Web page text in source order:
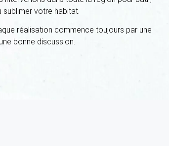
votre habitat.
réalisation commence toujours par une
bonne discussion.